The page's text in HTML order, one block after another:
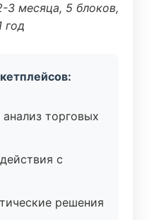
3 месяца, 5 блоков,
год
торговых
с
решения